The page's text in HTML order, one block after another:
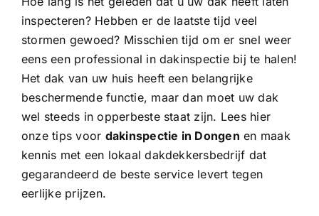
inspecteren? Hebben er de laatste tijd veel
stormen gewoed? Misschien tijd om er snel weer
eens een professional in dakinspectie bij te halen!
Het dak van uw huis heeft een belangrijke
beschermende functie, maar dan moet uw dak
wel steeds in opperbeste staat zijn. Lees hier
onze tips voor dakinspectie in Dongen en maak
kennis met een lokaal dakdekkersbedrijf dat
gegarandeerd de beste service levert tegen
eerlijke prijzen.